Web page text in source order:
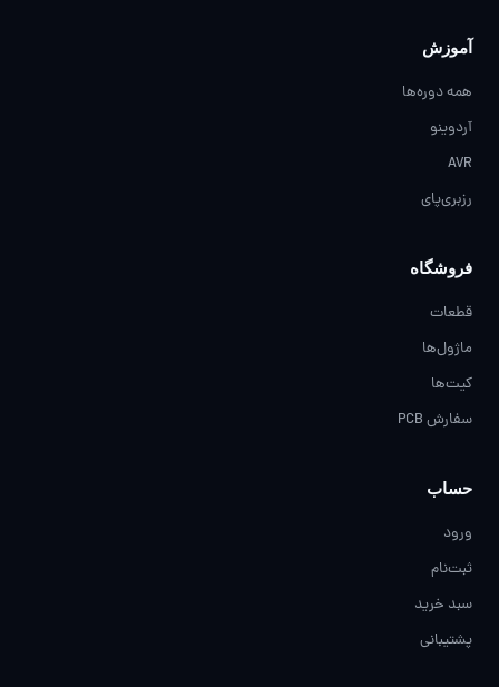
آموزش
همه دوره‌ها
آردوینو
AVR
رزبری‌پای
فروشگاه
قطعات
ماژول‌ها
کیت‌ها
سفارش PCB
حساب
ورود
ثبت‌نام
سبد خرید
پشتیبانی